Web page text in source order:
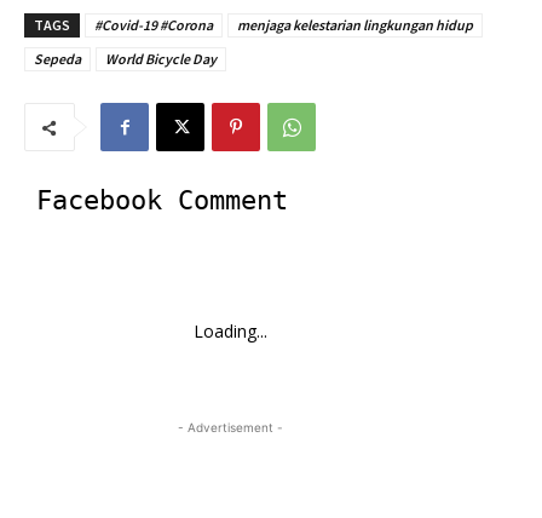
TAGS #Covid-19 #Corona
menjaga kelestarian lingkungan hidup
Sepeda
World Bicycle Day
Facebook Comment
Loading...
- Advertisement -